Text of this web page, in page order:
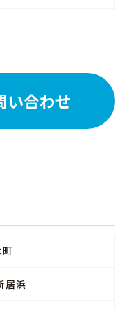
い合わせ
居浜